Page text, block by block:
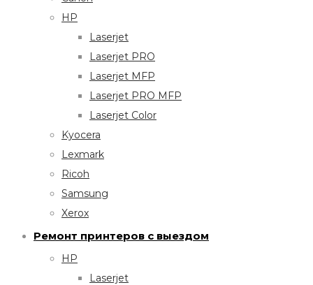
HP
Laserjet
Laserjet PRO
Laserjet MFP
Laserjet PRO MFP
Laserjet Color
Kyocera
Lexmark
Ricoh
Samsung
Xerox
Ремонт принтеров с выездом
HP
Laserjet